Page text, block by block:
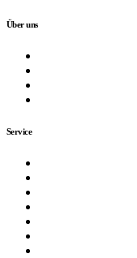
Über uns
Service